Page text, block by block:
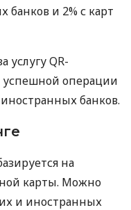
банков и 2% с карт
услугу QR-
успешной операции
банков.
на
карты. Можно
и иностранных